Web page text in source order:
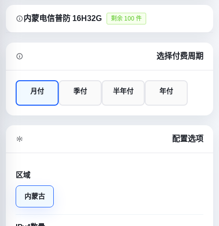
内蒙电信普防 16H32G 剩余 100 件
选择付费周期
月付 季付 半年付 年付
配置选项
区域
内蒙古